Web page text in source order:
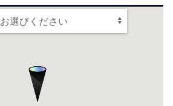
選びください